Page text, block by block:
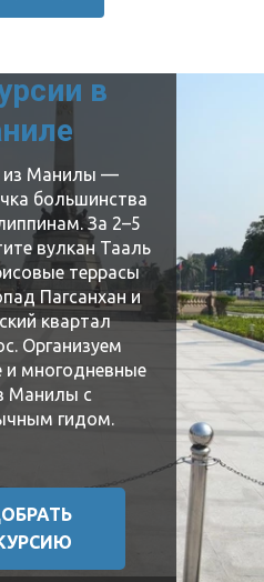
в
из Манилы —
большинства
За 2–5
вулкан Тааль
террасы
Пагсанхан и
квартал
Организуем
многодневные
Манилы с
гидом.